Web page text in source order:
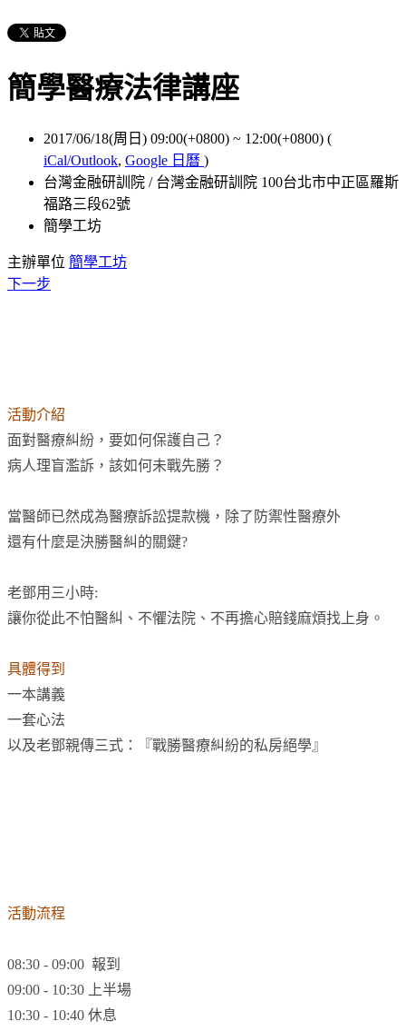
簡學醫療法律講座
2017/06/18(周日) 09:00(+0800) ~ 12:00(+0800) (
iCal/Outlook, Google 日曆 )
台灣金融研訓院 / 台灣金融研訓院 100台北市中正區羅斯
福路三段62號
簡學工坊
主辦單位 簡學工坊
下一步
活動介紹
面對醫療糾紛，要如何保護自己？
病人理盲濫訴，該如何未戰先勝？
當醫師已然成為醫療訴訟提款機，除了防禦性醫療外
還有什麼是決勝醫糾的關鍵?
老鄧用三小時:
讓你從此不怕醫糾、不懼法院、不再擔心賠錢麻煩找上身。
具體得到
一本講義
一套心法
以及老鄧親傳三式：『戰勝醫療糾紛的私房絕學』
活動流程
08:30 - 09:00 報到
09:00 - 10:30 上半場
10:30 - 10:40 休息